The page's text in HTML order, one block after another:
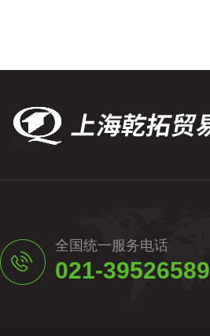
全国统一服务电话
021-39526589